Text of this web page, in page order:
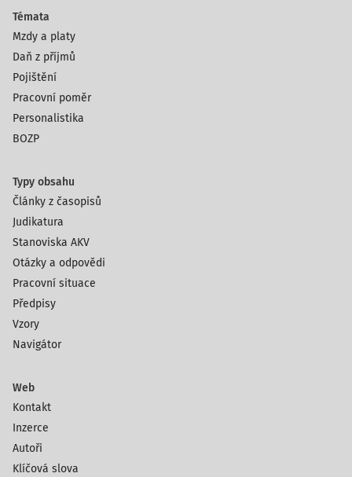
Témata
Mzdy a platy
Daň z příjmů
Pojištění
Pracovní poměr
Personalistika
BOZP
Typy obsahu
Články z časopisů
Judikatura
Stanoviska AKV
Otázky a odpovědi
Pracovní situace
Předpisy
Vzory
Navigátor
Web
Kontakt
Inzerce
Autoři
Klíčová slova